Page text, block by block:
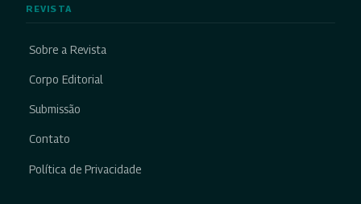
REVISTA
Sobre a Revista
Corpo Editorial
Submissão
Contato
Política de Privacidade